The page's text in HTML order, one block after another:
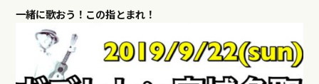
一緒に歌おう！ この指とまれ！